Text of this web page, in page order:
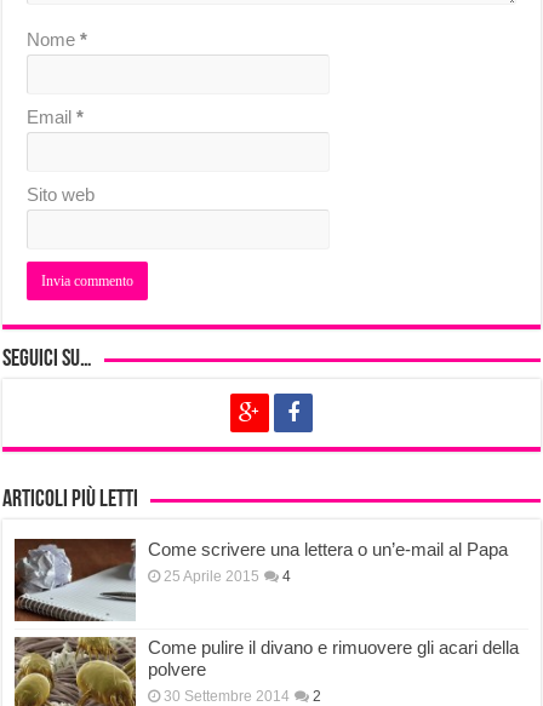
Nome*
Email*
Sito web
Seguici su…
Articoli più letti
Come scrivere una lettera o un’e-mail al Papa
25 Aprile 2015 4
Come pulire il divano e rimuovere gli acari della
polvere
30 Settembre 2014 2